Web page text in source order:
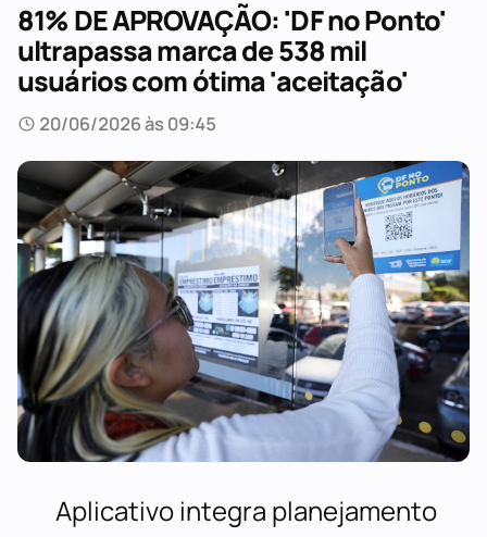
81% DE APROVAÇÃO: 'DF no Ponto'
ultrapassa marca de 538 mil
usuários com ótima 'aceitação'
20/06/2026 às 09:45
Aplicativo integra planejamento